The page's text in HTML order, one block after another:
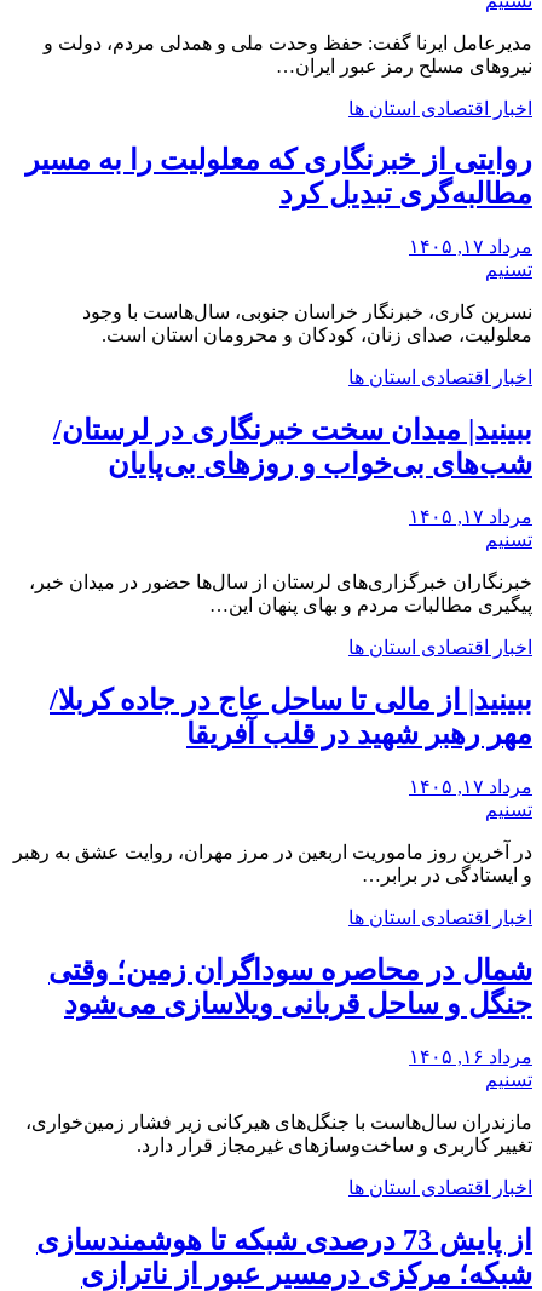
مدیرعامل ایرنا گفت: حفظ وحدت ملی و همدلی مردم، دولت و
نیروهای مسلح رمز عبور ایران…
اخبار اقتصادی استان ها
روایتی از خبرنگاری که معلولیت را به مسیر
مطالبه‌گری تبدیل کرد
مرداد ۱۷, ۱۴۰۵
تسنیم
نسرین کاری، خبرنگار خراسان جنوبی، سال‌هاست با وجود
معلولیت، صدای زنان، کودکان و محرومان استان است.
اخبار اقتصادی استان ها
ببینید| میدان سخت خبرنگاری در لرستان/‌
شب‌های بی‌خواب و روزهای بی‌پایان
مرداد ۱۷, ۱۴۰۵
تسنیم
خبرنگاران خبرگزاری‌های لرستان از سال‌ها حضور در میدان خبر،
پیگیری مطالبات مردم و بهای پنهان این…
اخبار اقتصادی استان ها
ببینید| از مالی تا ساحل عاج در جاده کربلا/
مهر رهبر شهید در قلب آفریقا
مرداد ۱۷, ۱۴۰۵
تسنیم
در آخرین روز ماموریت اربعین در مرز مهران، روایت عشق به رهبر
و ایستادگی در برابر…
اخبار اقتصادی استان ها
شمال در محاصره سوداگران زمین؛ وقتی
جنگل و ساحل قربانی ویلاسازی می‌شود
مرداد ۱۶, ۱۴۰۵
تسنیم
مازندران سال‌هاست با جنگل‌های هیرکانی زیر فشار زمین‌خواری،
تغییر کاربری و ساخت‌وسازهای غیرمجاز قرار دارد.
اخبار اقتصادی استان ها
از پایش 73 درصدی شبکه تا هوشمندسازی
شبکه؛ مرکزی درمسیر عبور از ناترازی